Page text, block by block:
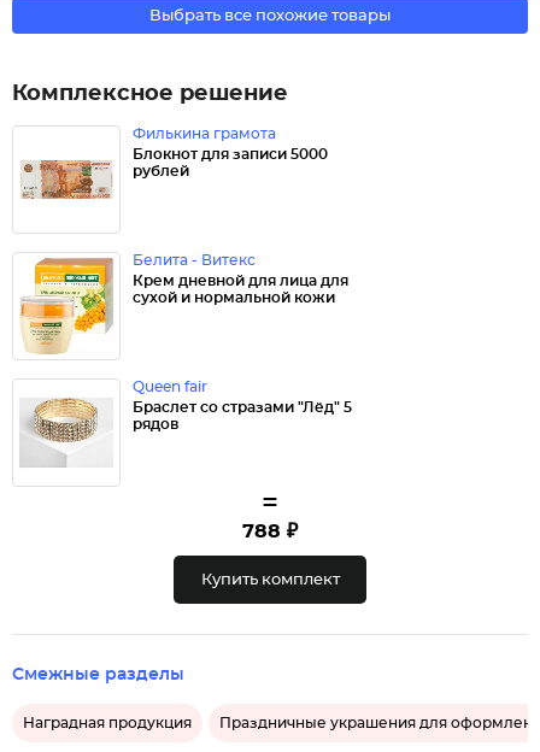
Выбрать все похожие товары
Комплексное решение
Филькина грамота
Блокнот для записи 5000
рублей
Белита - Витекс
Крем дневной для лица для
сухой и нормальной кожи
Queen fair
Браслет со стразами "Лёд" 5
рядов
=
788 ₽
Купить комплект
Смежные разделы
Наградная продукция Праздничные украшения для